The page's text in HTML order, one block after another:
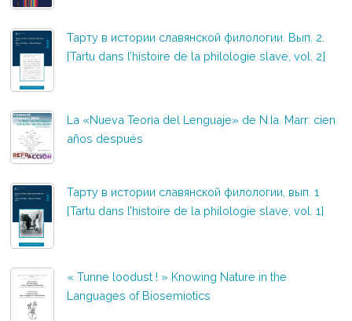
Тарту в истории славянской филологии. Вып. 2.
[Tartu dans l’histoire de la philologie slave, vol. 2]
La «Nueva Teoria del Lenguaje» de N.Ia. Marr: cien
años después
Тарту в истории славянской филологии, вып. 1
[Tartu dans l’histoire de la philologie slave, vol. 1]
« Tunne loodust ! » Knowing Nature in the
Languages of Biosemiotics